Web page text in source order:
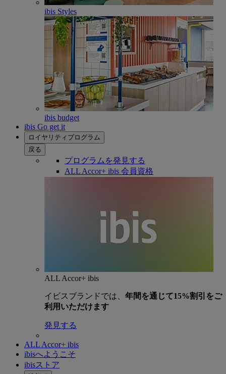
ibis Styles
ibis budget
ibis Go get it
ロイヤリティプログラム
戻る
プログラムを発見する
ALL Accor+ ibis 会員資格
ALL Accor+ ibis
イビスブランドでは、 年間を通じて15%割引をご
利用いただけます
発見する
ALL Accor+ ibis
ibisへようこそ
ibisストア